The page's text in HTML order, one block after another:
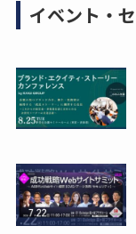
イベント・